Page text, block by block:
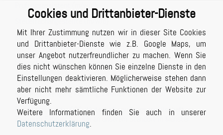
Cookies und Drittanbieter-Dienste
Mit Ihrer Zustimmung nutzen wir in dieser Site Cookies
und Drittanbieter-Dienste wie z.B. Google Maps, um
unser Angebot nutzerfreundlicher zu machen. Wenn Sie
dies nicht wünschen können Sie einzelne Dienste in den
Einstellungen deaktivieren. Möglicherweise stehen dann
aber nicht mehr sämtliche Funktionen der Website zur
Verfügung.
Weitere Informationen finden Sie auch in unserer
Datenschutzerklärung.
Steuerfachangestellte (m/w/d)
Büroassistenz (m/w/d) für unsere Berichtsabteilung/unser
Schreibbüro in Vollzeit (ggf. auch Teilzeit möglich)
Studentische Hilfskraft (m/w/d)
Prüfer (m/w/d) mit Berufserfahrung (auch in Teilzeit möglich)
Masterstudiengang Auditing, Finance and Taxation
Praktikum bei der BPG Wirtschaftsprüfungsgesellschaft im
Zeitraum Februar bis Juli an unserem Standort in Münster